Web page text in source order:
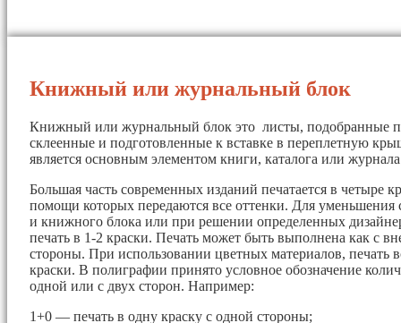
Книжный или журнальный блок
Книжный или журнальный блок это листы, подобранные
склеенные и подготовленные к вставке в переплетную
является основным элементом книги, каталога или
Большая часть современных изданий печатается в четыре
помощи которых передаются все оттенки. Для уменьшения
и книжного блока или при решении определенных
печать в 1-2 краски. Печать может быть выполнена как с
стороны. При использовании цветных материалов, печать
краски. В полиграфии принято условное обозначение
одной или с двух сторон. Например:
1+0 — печать в одну краску с одной стороны;